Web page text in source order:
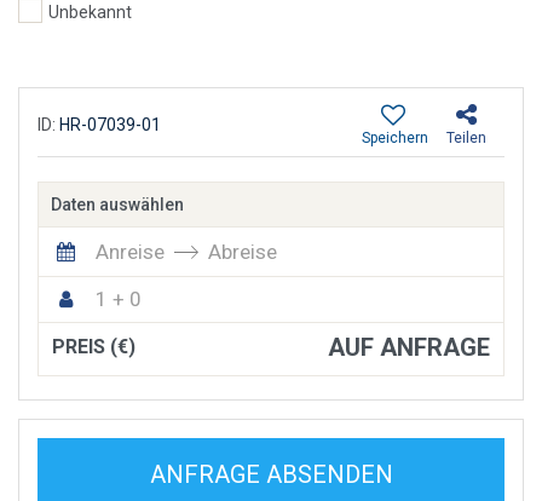
Unbekannt
ID: HR-07039-01
Teilen
Speichern
Daten auswählen
Anreise
Abreise
1 + 0
PREIS (€) AUF ANFRAGE
ANFRAGE ABSENDEN